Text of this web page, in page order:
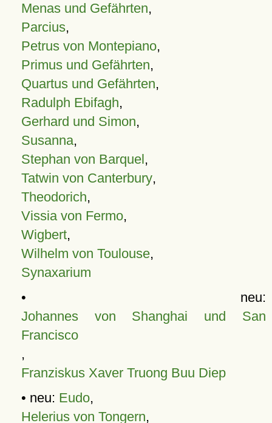
Menas und Gefährten,
Parcius,
Petrus von Montepiano,
Primus und Gefährten,
Quartus und Gefährten,
Radulph Ebifagh,
Gerhard und Simon,
Susanna,
Stephan von Barquel,
Tatwin von Canterbury,
Theodorich,
Vissia von Fermo,
Wigbert,
Wilhelm von Toulouse,
Synaxarium
• neu:
Johannes von Shanghai und San
Francisco
,
Franziskus Xaver Truong Buu Diep
• neu: Eudo,
Helerius von Tongern,